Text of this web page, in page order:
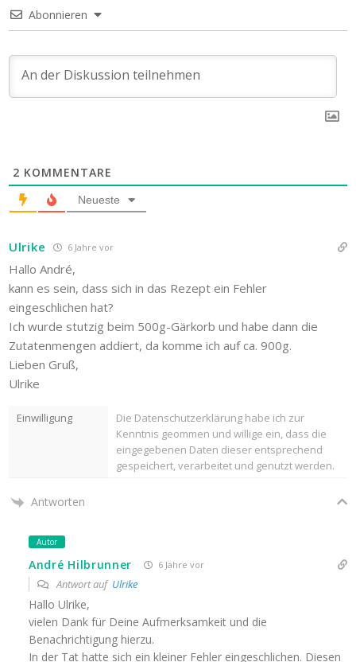
Abonnieren
2 KOMMENTARE
Neueste
Ulrike 6 Jahre vor
Hallo André,
kann es sein, dass sich in das Rezept ein Fehler
eingeschlichen hat?
Ich wurde stutzig beim 500g-Gärkorb und habe dann die
Zutatenmengen addiert, da komme ich auf ca. 900g.
Lieben Gruß,
Ulrike
Einwilligung
Die Datenschutzerklärung habe ich zur
Kenntnis geommen und willige ein, dass die
eingegebenen Daten dieser entsprechend
gespeichert, verarbeitet und genutzt werden.
Antworten
Autor
André Hilbrunner 6 Jahre vor
Antwort auf Ulrike
Hallo Ulrike,
vielen Dank für Deine Aufmerksamkeit und die
Benachrichtigung hierzu.
In der Tat hatte sich ein kleiner Fehler eingeschlichen. Diesen